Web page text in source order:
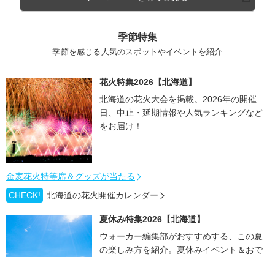
季節特集
季節を感じる人気のスポットやイベントを紹介
花火特集2026【北海道】
北海道の花火大会を掲載。2026年の開催
日、中止・延期情報や人気ランキングなど
をお届け！
金麦花火特等席＆グッズが当たる
CHECK!
北海道の花火開催カレンダー
夏休み特集2026【北海道】
ウォーカー編集部がおすすめする、この夏
の楽しみ方を紹介。夏休みイベント＆おで